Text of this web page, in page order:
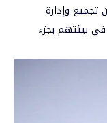
تجميع وإدارة
في بيئتهم بجزء